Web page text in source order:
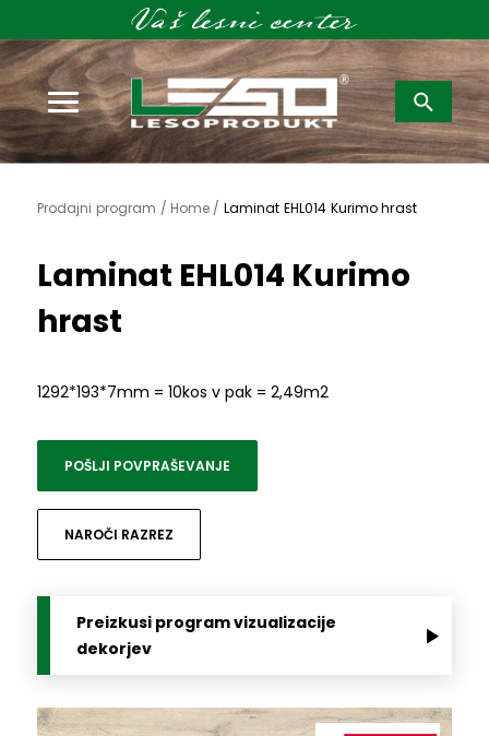
Išči:
Prodajni program / Home / Laminat EHL014 Kurimo hrast
Laminat EHL014 Kurimo
hrast
1292*193*7mm = 10kos v pak = 2,49m2
POŠLJI POVPRAŠEVANJE
NAROČI RAZREZ
Preizkusi program vizualizacije
dekorjev